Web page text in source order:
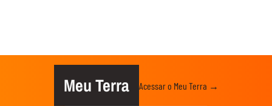
Meu Terra Acessar o Meu Terra →